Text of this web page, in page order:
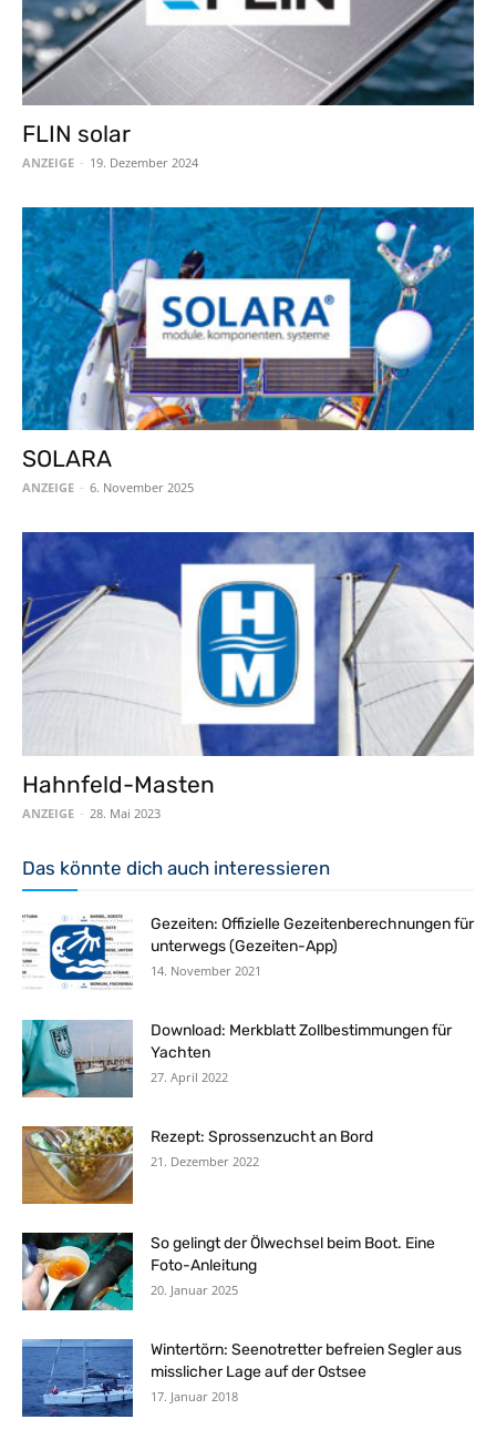
FLIN solar
ANZEIGE - 19. Dezember 2024
SOLARA
ANZEIGE - 6. November 2025
Hahnfeld-Masten
ANZEIGE - 28. Mai 2023
Das könnte dich auch interessieren
Gezeiten: Offizielle Gezeitenberechnungen für
unterwegs (Gezeiten-App)
14. November 2021
Download: Merkblatt Zollbestimmungen für
Yachten
27. April 2022
Rezept: Sprossenzucht an Bord
21. Dezember 2022
So gelingt der Ölwechsel beim Boot. Eine
Foto-Anleitung
20. Januar 2025
Wintertörn: Seenotretter befreien Segler aus
misslicher Lage auf der Ostsee
17. Januar 2018